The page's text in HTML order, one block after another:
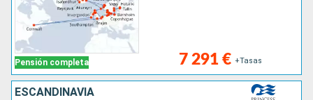
Pensión completa 7 291 € +Tasas
ESCANDINAVIA